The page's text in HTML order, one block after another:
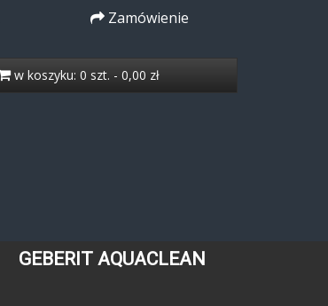
Zamówienie
w koszyku: 0 szt. - 0,00 zł
GEBERIT AQUACLEAN